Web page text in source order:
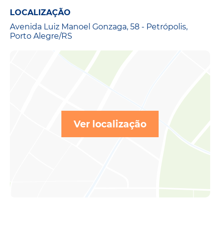
LOCALIZAÇÃO
Avenida Luiz Manoel Gonzaga, 58 - Petrópolis,
Porto Alegre/RS
Ver localização